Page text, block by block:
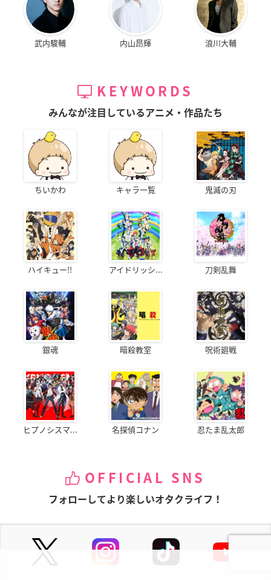
武内駿輔 内山昂輝 浪川大輔
KEYWORDS
みんなが注目しているアニメ・作品たち
ちいかわ キャラ一覧 鬼滅の刃
ハイキュー!! アイドリッシ... 刀剣乱舞
銀魂 暗殺教室 呪術廻戦
ヒプノシスマ... 名探偵コナン 忍たま乱太郎
OFFICIAL SNS
フォローしてより楽しいオタクライフ！